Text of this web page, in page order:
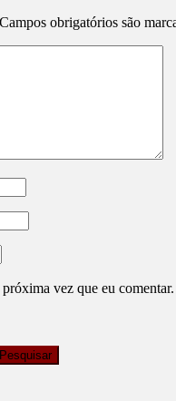
Campos obrigatórios são
vez que eu comentar.